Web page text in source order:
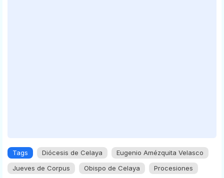
Tags Diócesis de Celaya
Eugenio Amézquita Velasco
Jueves de Corpus
Obispo de Celaya Procesiones